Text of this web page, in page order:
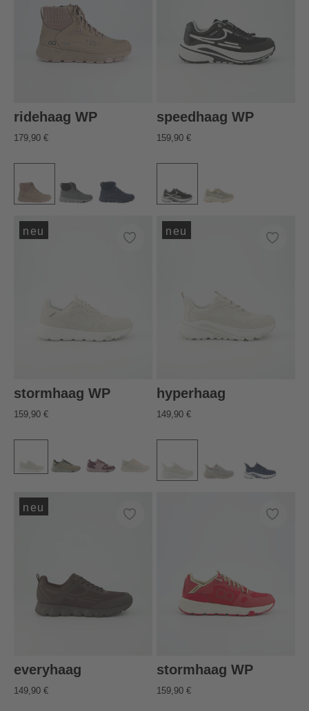
ridehaag WP
179,90 €
speedhaag WP
159,90 €
neu
stormhaag WP
159,90 €
neu
hyperhaag
149,90 €
neu
everyhaag
149,90 €
stormhaag WP
159,90 €